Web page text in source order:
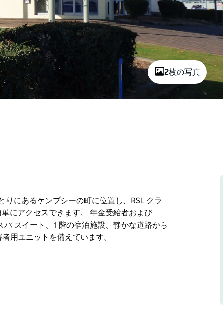
2枚の写真
りにあるケンプシーの町に位置し、RSL クラ
にアクセスできます。 年金受給者および
スイート、1 階の宿泊施設、静かな道路から
用ユニットを備えています。
にアクセスできます。